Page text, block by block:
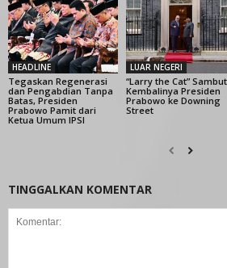
HEADLINE
Tegaskan Regenerasi
dan Pengabdian Tanpa
Batas, Presiden
Prabowo Pamit dari
Ketua Umum IPSI
LUAR NEGERI
“Larry the Cat” Sambut
Kembalinya Presiden
Prabowo ke Downing
Street
TINGGALKAN KOMENTAR